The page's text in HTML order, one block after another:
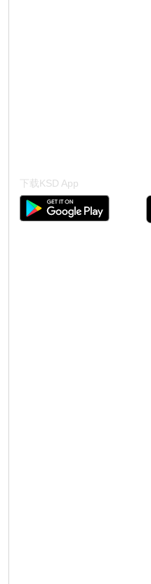
下载KSD App